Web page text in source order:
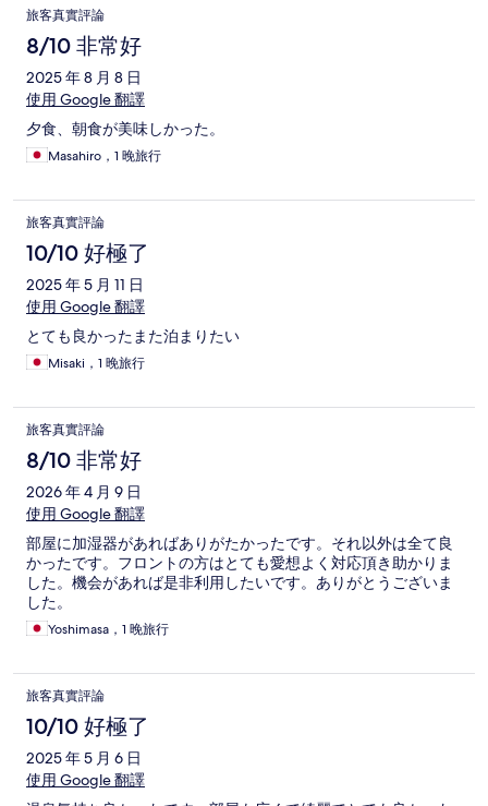
旅客真實評論
8/10 非常好
2025 年 8 月 8 日
使用 Google 翻譯
夕食、朝食が美味しかった。
Masahiro，1 晚旅行
旅客真實評論
10/10 好極了
2025 年 5 月 11 日
使用 Google 翻譯
とても良かったまた泊まりたい
Misaki，1 晚旅行
旅客真實評論
8/10 非常好
2026 年 4 月 9 日
使用 Google 翻譯
部屋に加湿器があればありがたかったです。それ以外は全て良
かったです。フロントの方はとても愛想よく対応頂き助かりま
した。機会があれば是非利用したいです。ありがとうございま
した。
Yoshimasa，1 晚旅行
旅客真實評論
10/10 好極了
2025 年 5 月 6 日
使用 Google 翻譯